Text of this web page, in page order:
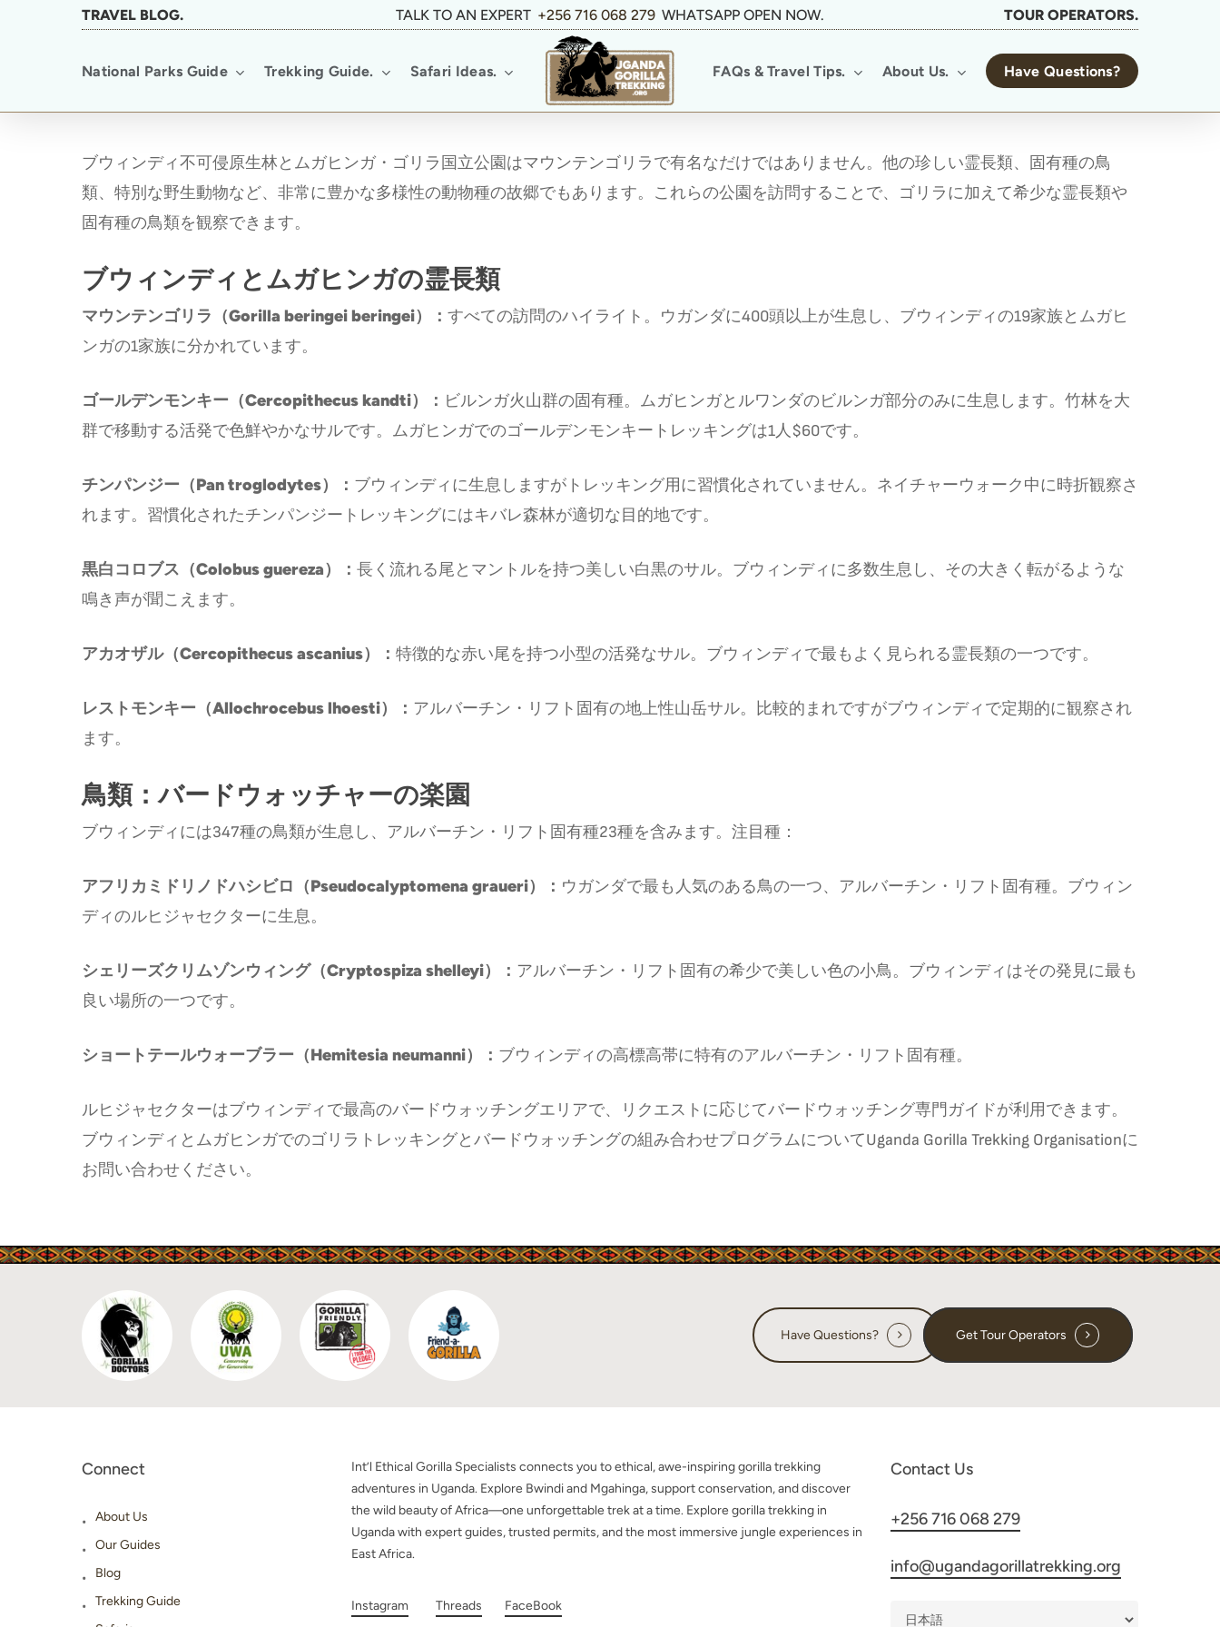
TRAVEL BLOG. TALK TO AN EXPERT +256 716 068 279 WHATSAPP OPEN NOW. TOUR OPERATORS.
National Parks Guide Trekking Guide. Safari Ideas. FAQs & Travel Tips. About Us. Have Questions?
ブウィンディ不可侵原生林とムガヒンガ・ゴリラ国立公園はマウンテンゴリラで有名なだけではありません。他の珍しい霊長類、固有種の鳥
類、特別な野生動物など、非常に豊かな多様性の動物種の故郷でもあります。これらの公園を訪問することで、ゴリラに加えて希少な霊長類や
固有種の鳥類を観察できます。
ブウィンディとムガヒンガの霊長類
マウンテンゴリラ（Gorilla beringei beringei）： すべての訪問のハイライト。ウガンダに400頭以上が生息し、ブウィンディの19家族とムガヒ
ンガの1家族に分かれています。
ゴールデンモンキー（Cercopithecus kandti）： ビルンガ火山群の固有種。ムガヒンガとルワンダのビルンガ部分のみに生息します。竹林を大
群で移動する活発で色鮮やかなサルです。ムガヒンガでのゴールデンモンキートレッキングは1人$60です。
チンパンジー（Pan troglodytes）： ブウィンディに生息しますがトレッキング用に習慣化されていません。ネイチャーウォーク中に時折観察さ
れます。習慣化されたチンパンジートレッキングにはキバレ森林が適切な目的地です。
黒白コロブス（Colobus guereza）： 長く流れる尾とマントルを持つ美しい白黒のサル。ブウィンディに多数生息し、その大きく転がるような
鳴き声が聞こえます。
アカオザル（Cercopithecus ascanius）： 特徴的な赤い尾を持つ小型の活発なサル。ブウィンディで最もよく見られる霊長類の一つです。
レストモンキー（Allochrocebus lhoesti）： アルバーチン・リフト固有の地上性山岳サル。比較的まれですがブウィンディで定期的に観察され
ます。
鳥類：バードウォッチャーの楽園
ブウィンディには347種の鳥類が生息し、アルバーチン・リフト固有種23種を含みます。注目種：
アフリカミドリノドハシビロ（Pseudocalyptomena graueri）： ウガンダで最も人気のある鳥の一つ、アルバーチン・リフト固有種。ブウィン
ディのルヒジャセクターに生息。
シェリーズクリムゾンウィング（Cryptospiza shelleyi）： アルバーチン・リフト固有の希少で美しい色の小鳥。ブウィンディはその発見に最も
良い場所の一つです。
ショートテールウォーブラー（Hemitesia neumanni）： ブウィンディの高標高帯に特有のアルバーチン・リフト固有種。
ルヒジャセクターはブウィンディで最高のバードウォッチングエリアで、リクエストに応じてバードウォッチング専門ガイドが利用できます。
ブウィンディとムガヒンガでのゴリラトレッキングとバードウォッチングの組み合わせプログラムについてUganda Gorilla Trekking Organisationに
お問い合わせください。
Have Questions? Get Tour Operators
Connect
About Us
Our Guides
Blog
Trekking Guide
Int’l Ethical Gorilla Specialists connects you to ethical, awe-inspiring gorilla trekking
adventures in Uganda. Explore Bwindi and Mgahinga, support conservation, and discover
the wild beauty of Africa—one unforgettable trek at a time. Explore gorilla trekking in
Uganda with expert guides, trusted permits, and the most immersive jungle experiences in
East Africa.
Instagram Threads FaceBook
Contact Us
+256 716 068 279
info@ugandagorillatrekking.org